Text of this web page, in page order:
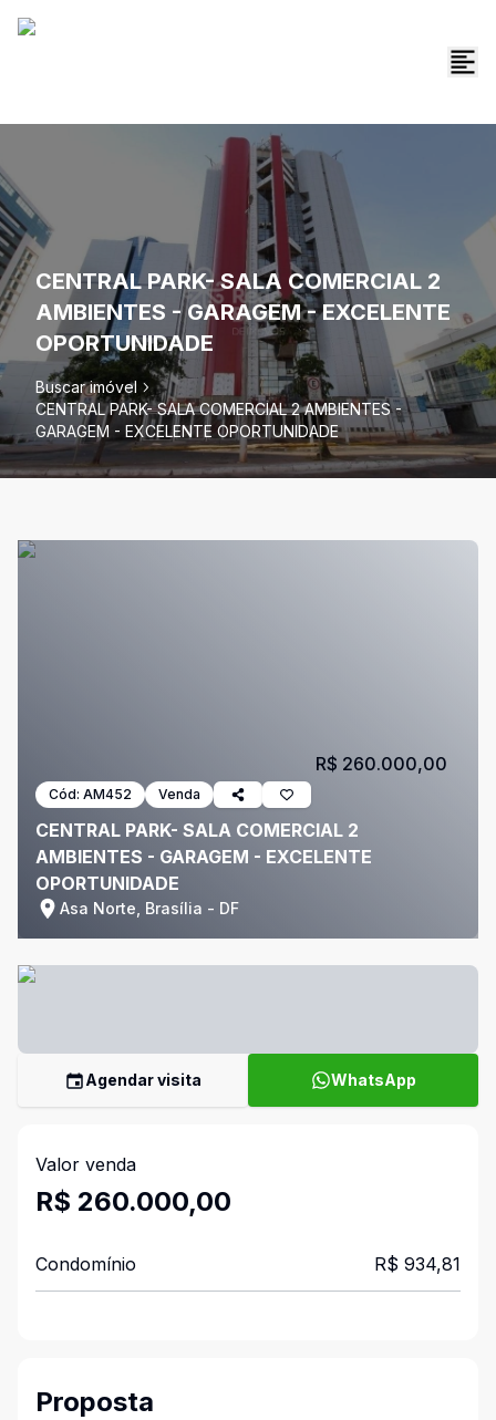
CENTRAL PARK- SALA COMERCIAL 2
AMBIENTES - GARAGEM - EXCELENTE
OPORTUNIDADE
Buscar imóvel
CENTRAL PARK- SALA COMERCIAL 2 AMBIENTES -
GARAGEM - EXCELENTE OPORTUNIDADE
Cód: AM452 Venda
CENTRAL PARK- SALA COMERCIAL 2
AMBIENTES - GARAGEM - EXCELENTE
OPORTUNIDADE
Asa Norte, Brasília - DF
R$ 260.000,00
Agendar visita WhatsApp
Valor venda
R$ 260.000,00
Condomínio R$ 934,81
Proposta